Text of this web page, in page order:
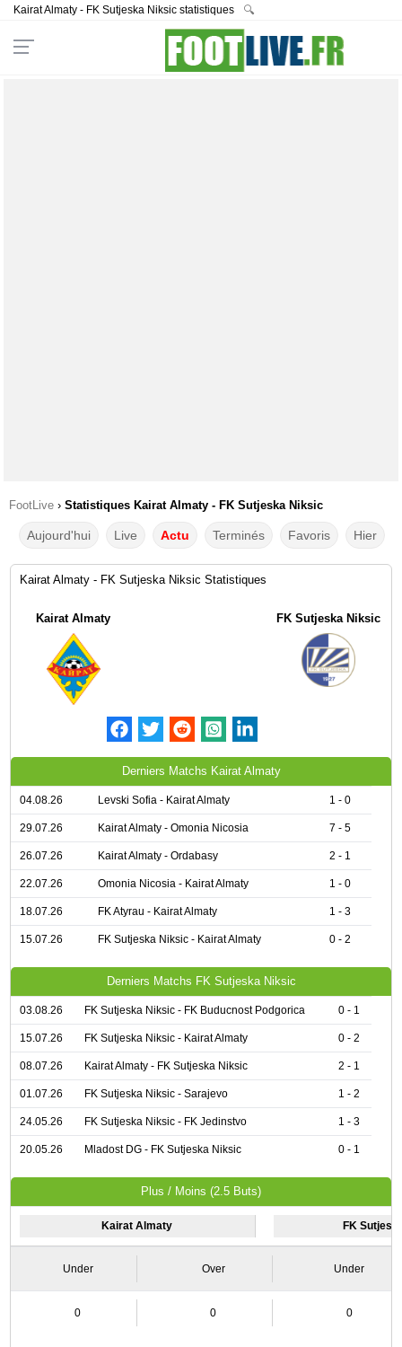
Kairat Almaty - FK Sutjeska Niksic statistiques 🔍
FootLive › Statistiques Kairat Almaty - FK Sutjeska Niksic
Aujourd'hui Live Actu Terminés Favoris Hier
Kairat Almaty - FK Sutjeska Niksic Statistiques
Kairat Almaty FK Sutjeska Niksic
Derniers Matchs Kairat Almaty
04.08.26 Levski Sofia - Kairat Almaty 1 - 0
29.07.26 Kairat Almaty - Omonia Nicosia 7 - 5
26.07.26 Kairat Almaty - Ordabasy 2 - 1
22.07.26 Omonia Nicosia - Kairat Almaty 1 - 0
18.07.26 FK Atyrau - Kairat Almaty 1 - 3
15.07.26 FK Sutjeska Niksic - Kairat Almaty 0 - 2
Derniers Matchs FK Sutjeska Niksic
03.08.26 FK Sutjeska Niksic - FK Buducnost Podgorica 0 - 1
15.07.26 FK Sutjeska Niksic - Kairat Almaty 0 - 2
08.07.26 Kairat Almaty - FK Sutjeska Niksic 2 - 1
01.07.26 FK Sutjeska Niksic - Sarajevo 1 - 2
24.05.26 FK Sutjeska Niksic - FK Jedinstvo 1 - 3
20.05.26 Mladost DG - FK Sutjeska Niksic 0 - 1
Plus / Moins (2.5 Buts)
Kairat Almaty FK
Under Over Under
0 0 0